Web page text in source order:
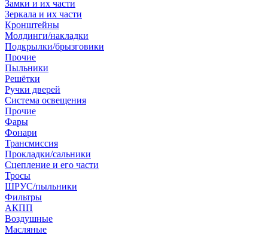
Замки и их части
Зеркала и их части
Кронштейны
Молдинги/накладки
Подкрылки/брызговики
Прочие
Пыльники
Решётки
Ручки дверей
Система освещения
Прочие
Фары
Фонари
Трансмиссия
Прокладки/сальники
Сцепление и его части
Тросы
ШРУС/пыльники
Фильтры
АКПП
Воздушные
Масляные